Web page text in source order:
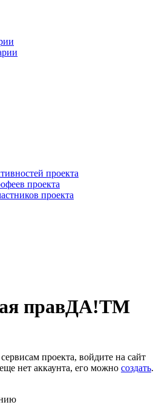
проекта
проекта
проекта
правДА!TM
проекта, войдите на сайт
нет аккаунта, его можно создать.